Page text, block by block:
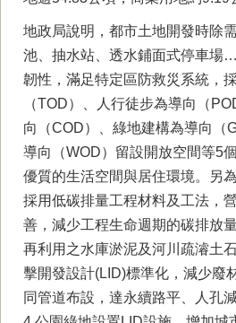
地政局說明，都市土地開發時除
池、抽水站、透水鋪面式停車場
韌性，滿足特定區防救災系統，
（TOD）、人行徒步為導向（
向（COD）、綠地建構為導向（
導向（WOD）留設開放空間等5
優質的生活空間與居住環境。另
採用低碳排量工程材料及工法，
善，減少工程生命週期的碳排放
再利用之水庫淤泥及河川疏濬土
擊開發設計(LID)標準化，減少廢
同管道布設，達永續路平、人孔